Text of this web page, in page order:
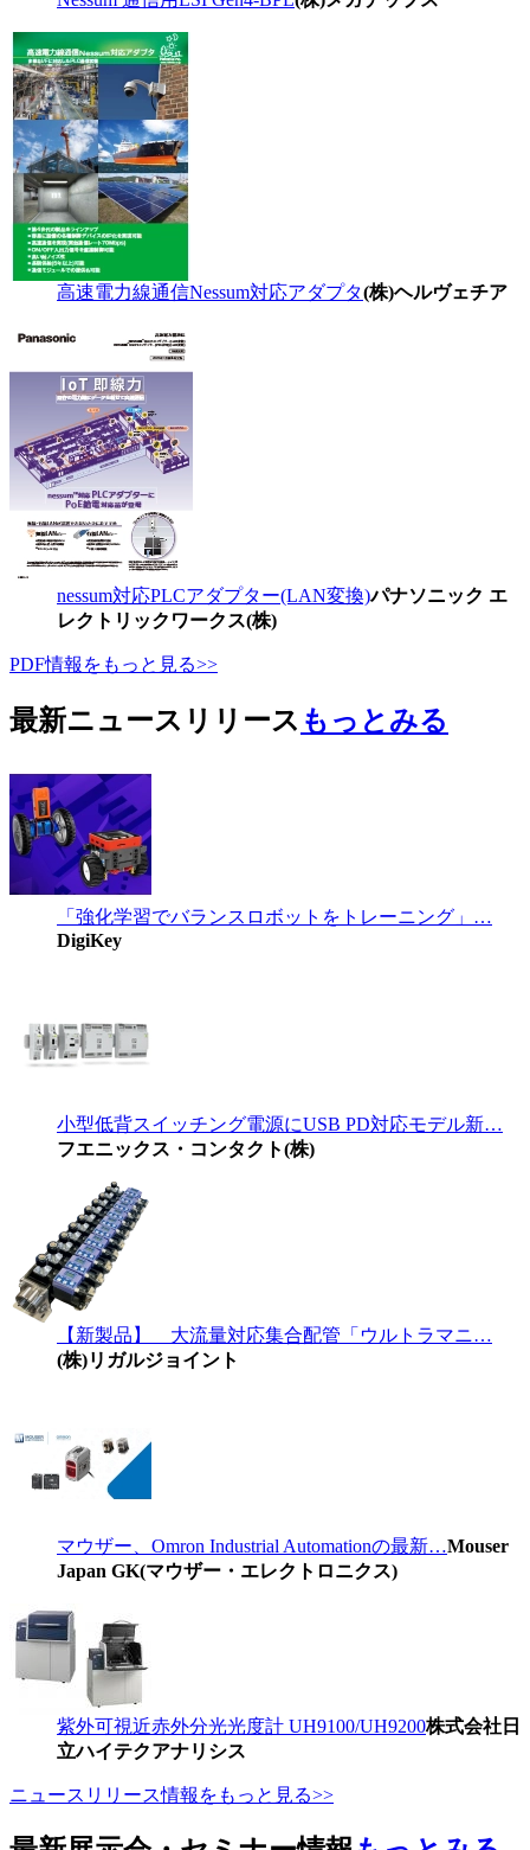
高速電力線通信Nessum対応アダプタ(株)ヘルヴェチア
nessum対応PLCアダプター(LAN変換)パナソニック エ
レクトリックワークス(株)
PDF情報をもっと見る>>
最新ニュースリリース もっとみる
「強化学習でバランスロボットをトレーニング」…
DigiKey
小型低背スイッチング電源にUSB PD対応モデル新…
フエニックス・コンタクト(株)
【新製品】 大流量対応集合配管「ウルトラマニ…
(株)リガルジョイント
マウザー、Omron Industrial Automationの最新…Mouser
Japan GK(マウザー・エレクトロニクス)
紫外可視近赤外分光光度計 UH9100/UH9200株式会社日
立ハイテクアナリシス
ニュースリリース情報をもっと見る>>